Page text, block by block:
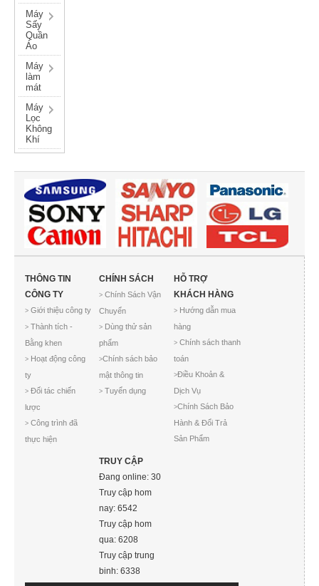
Máy
Sấy
Quần
Áo
Máy
làm
mát
Máy
Lọc
Không
Khí
THÔNG TIN
CÔNG TY
> Giới thiệu công ty
> Thành tích -
Bằng khen
> Hoạt động công
ty
> Đối tác chiến
lược
> Công trình đã
thực hiện
CHÍNH SÁCH
> Chính Sách Vận
Chuyển
> Dùng thử sản
phẩm
>Chính sách bảo
mật thông tin
> Tuyển dụng
HỖ TRỢ
KHÁCH HÀNG
>Hướng dẫn mua
hàng
>Chính sách thanh
toán
>Điều Khoản &
Dịch Vụ
>Chính Sách Bảo
Hành & Đổi Trả
Sản Phẩm
TRUY CẬP
Đang online: 30
Truy cập hom
nay: 6542
Truy cập hom
qua: 6208
Truy cập trung
binh: 6338